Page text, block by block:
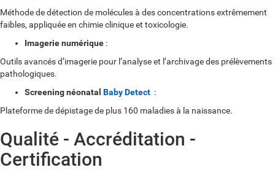
Méthode de détection de molécules à des concentrations extrêmement
faibles, appliquée en chimie clinique et toxicologie.
Imagerie numérique :
Outils avancés d’imagerie pour l’analyse et l’archivage des prélèvements
pathologiques.
Screening néonatal Baby Detect :
Plateforme de dépistage de plus 160 maladies à la naissance.
Qualité - Accréditation -
Certification